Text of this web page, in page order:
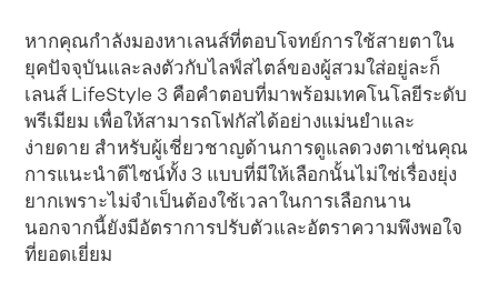
หากคุณกำลังมองหาเลนส์ที่ตอบโจทย์การใช้สายตาใน
ยุคปัจจุบันและลงตัวกับไลฟ์สไตล์ของผู้สวมใส่อยู่ละก็
เลนส์ LifeStyle 3 คือคำตอบที่มาพร้อมเทคโนโลยีระดับ
พรีเมียม เพื่อให้สามารถโฟกัสได้อย่างแม่นยำและ
ง่ายดาย สำหรับผู้เชี่ยวชาญด้านการดูแลดวงตาเช่นคุณ
การแนะนำดีไซน์ทั้ง 3 แบบที่มีให้เลือกนั้นไม่ใช่เรื่องยุ่ง
ยากเพราะไม่จำเป็นต้องใช้เวลาในการเลือกนาน
นอกจากนี้ยังมีอัตราการปรับตัวและอัตราความพึงพอใจ
ที่ยอดเยี่ยม